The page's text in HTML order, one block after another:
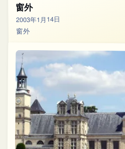
窗外
2003年1月14日
窗外